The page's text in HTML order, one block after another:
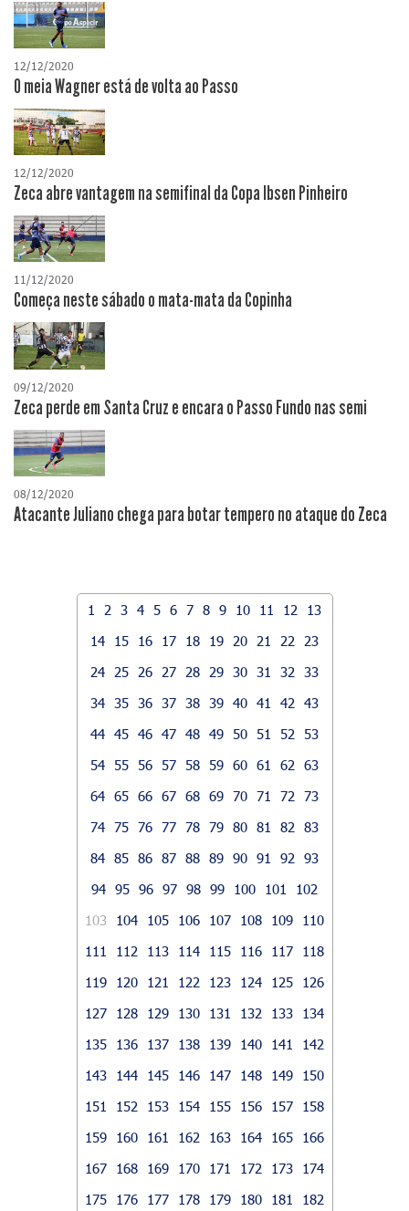
12/12/2020
O meia Wagner está de volta ao Passo
12/12/2020
Zeca abre vantagem na semifinal da Copa Ibsen Pinheiro
11/12/2020
Começa neste sábado o mata-mata da Copinha
09/12/2020
Zeca perde em Santa Cruz e encara o Passo Fundo nas semi
08/12/2020
Atacante Juliano chega para botar tempero no ataque do Zeca
1 2 3 4 5 6 7 8 9 10 11 12
13
14
15 16 17 18 19 20 21 22
23
24
25 26 27 28 29 30 31 32
33
34 35 36 37 38 39 40 41 42
43
44 45 46 47 48 49 50 51 52
53
54 55 56 57 58 59 60 61 62
63
64 65 66 67 68 69 70 71 72
73
74 75 76 77 78 79 80 81 82
83
84 85 86 87 88 89 90 91 92
93
94 95 96 97 98 99 100 101
102
103
104 105 106 107 108 109
110
111
112 113 114 115 116 117
118
119
120 121 122 123 124 125
126
127
128 129 130 131 132 133
134
135
136 137 138 139 140 141
142
143
144 145 146 147 148 149
150
151
152 153 154 155 156 157
158
159
160 161 162 163 164 165
166
167
168 169 170 171 172 173
174
175
176 177 178 179 180 181
182